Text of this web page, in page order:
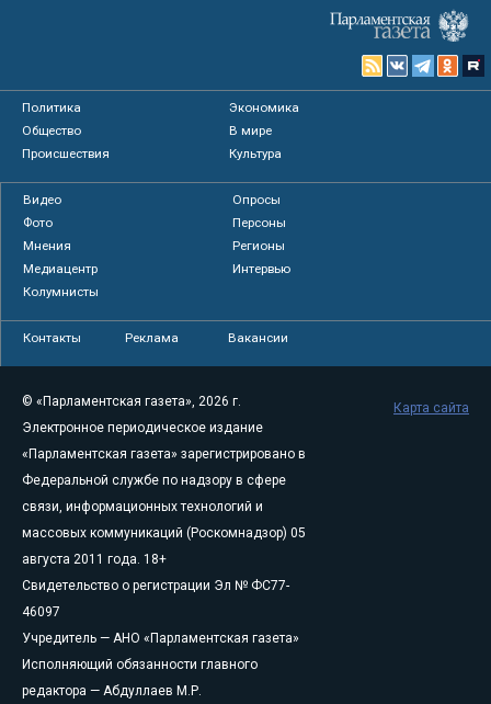
Политика
Экономика
Общество
В мире
Происшествия
Культура
Видео
Опросы
Фото
Персоны
Мнения
Регионы
Медиацентр
Интервью
Колумнисты
Контакты Реклама Вакансии
© «Парламентская газета», 2026 г.
Электронное периодическое издание
«Парламентская газета» зарегистрировано в
Федеральной службе по надзору в сфере
связи, информационных технологий и
массовых коммуникаций (Роскомнадзор) 05
августа 2011 года. 18+
Свидетельство о регистрации Эл № ФС77-
46097
Учредитель — АНО «Парламентская газета»
Исполняющий обязанности главного
редактора — Абдуллаев М.Р.
Карта сайта